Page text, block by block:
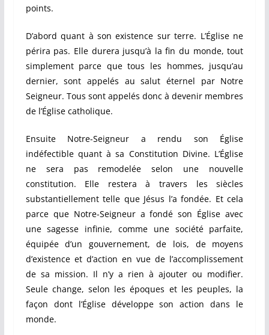
points.
D’abord quant à son existence sur terre. L’Église ne
périra pas. Elle durera jusqu’à la fin du monde, tout
simplement parce que tous les hommes, jusqu’au
dernier, sont appelés au salut éternel par Notre
Seigneur. Tous sont appelés donc à devenir membres
de l’Église catholique.
Ensuite Notre-Seigneur a rendu son Église
indéfectible quant à sa Constitution Divine. L’Église
ne sera pas remodelée selon une nouvelle
constitution. Elle restera à travers les siècles
substantiellement telle que Jésus l’a fondée. Et cela
parce que Notre-Seigneur a fondé son Église avec
une sagesse infinie, comme une société parfaite,
équipée d’un gouvernement, de lois, de moyens
d’existence et d’action en vue de l’accomplissement
de sa mission. Il n’y a rien à ajouter ou modifier.
Seule change, selon les époques et les peuples, la
façon dont l’Église développe son action dans le
monde.